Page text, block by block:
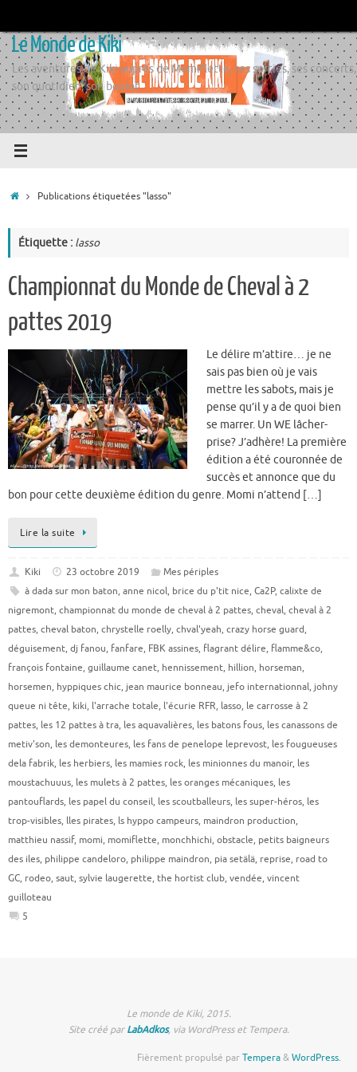
contenu
Le Monde de Kiki
Les aventures de Kiki auprès de Momiflette, ses sorties, ses concerts,
son quotidien, son boulot
AccueilPublications étiquetées "lasso"
Étiquette : lasso
Championnat du Monde de Cheval à 2
pattes 2019
Le délire m’attire… je ne
sais pas bien où je vais
mettre les sabots, mais je
pense qu’il y a de quoi bien
se marrer. Un WE lâcher-
prise? J’adhère! La première
édition a été couronnée de
succès et annonce que du
bon pour cette deuxième édition du genre. Momi n’attend […]
Lire la suite
Kiki 23 octobre 2019
Mes périples
à dada sur mon baton, anne nicol, brice du p'tit nice, Ca2P, calixte de
nigremont, championnat du monde de cheval à 2 pattes, cheval, cheval à 2
pattes, cheval baton, chrystelle roelly, chval'yeah, crazy horse guard,
déguisement, dj fanou, fanfare, FBK assines, flagrant délire, flamme&co,
françois fontaine, guillaume canet, hennissement, hillion, horseman,
horsemen, hyppiques chic, jean maurice bonneau, jefo internationnal, johny
queue ni tête, kiki, l'arrache totale, l'écurie RFR, lasso, le carrosse à 2
pattes, les 12 pattes à tra, les aquavalières, les batons fous, les canassons de
metiv'son, les demonteures, les fans de penelope leprevost, les fougueuses
dela fabrik, les herbiers, les mamies rock, les minionnes du manoir, les
moustachuuus, les mulets à 2 pattes, les oranges mécaniques, les
pantouflards, les papel du conseil, les scoutballeurs, les super-héros, les
trop-visibles, lles pirates, ls hyppo campeurs, maindron production,
matthieu nassif, momi, momiflette, monchhichi, obstacle, petits baigneurs
des iles, philippe candeloro, philippe maindron, pia setälä, reprise, road to
GC, rodeo, saut, sylvie laugerette, the hortist club, vendée, vincent
guilloteau
5
Le monde de Kiki, 2015.
Site créé parLabAdkos, via WordPress et Tempera.
Fièrement propulsé parTempera&WordPress.